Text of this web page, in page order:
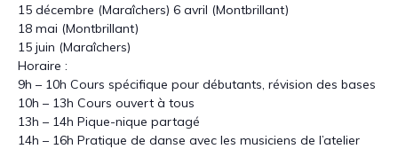
15 décembre (Maraîchers) 6 avril (Montbrillant)
18 mai (Montbrillant)
15 juin (Maraîchers)
Horaire :
9h – 10h Cours spécifique pour débutants, révision des bases
10h – 13h Cours ouvert à tous
13h – 14h Pique-nique partagé
14h – 16h Pratique de danse avec les musiciens de l’atelier